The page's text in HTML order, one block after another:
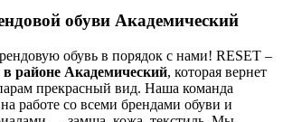
обуви Академический
обувь в порядок с нами! RESET –
районе Академический, которая вернет
прекрасный вид. Наша команда
работе со всеми брендами обуви и